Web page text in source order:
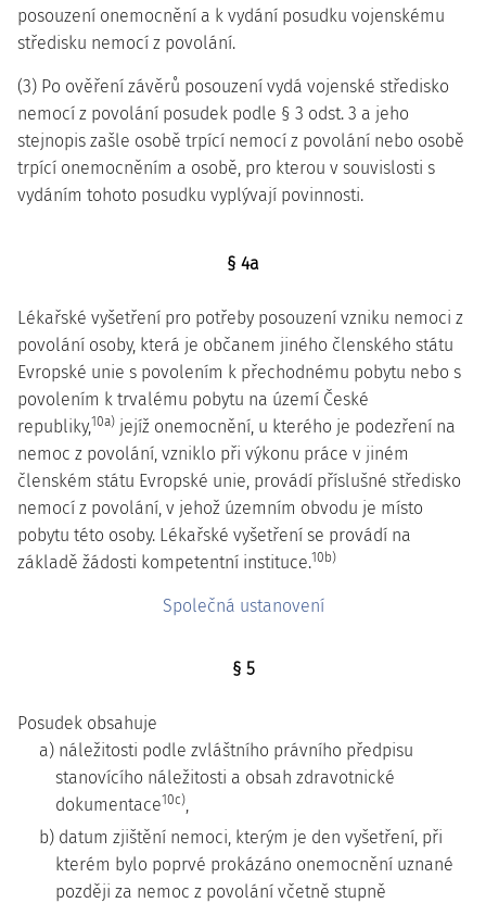
posouzení onemocnění a k vydání posudku vojenskému
středisku nemocí z povolání.
(3) Po ověření závěrů posouzení vydá vojenské středisko
nemocí z povolání posudek podle § 3 odst. 3 a jeho
stejnopis zašle osobě trpící nemocí z povolání nebo osobě
trpící onemocněním a osobě, pro kterou v souvislosti s
vydáním tohoto posudku vyplývají povinnosti.
§ 4a
Lékařské vyšetření pro potřeby posouzení vzniku nemoci z
povolání osoby, která je občanem jiného členského státu
Evropské unie s povolením k přechodnému pobytu nebo s
povolením k trvalému pobytu na území České
republiky,10a) jejíž onemocnění, u kterého je podezření na
nemoc z povolání, vzniklo při výkonu práce v jiném
členském státu Evropské unie, provádí příslušné středisko
nemocí z povolání, v jehož územním obvodu je místo
pobytu této osoby. Lékařské vyšetření se provádí na
základě žádosti kompetentní instituce.10b)
Společná ustanovení
§ 5
Posudek obsahuje
a) náležitosti podle zvláštního právního předpisu
stanovícího náležitosti a obsah zdravotnické
dokumentace10c),
b) datum zjištění nemoci, kterým je den vyšetření, při
kterém bylo poprvé prokázáno onemocnění uznané
později za nemoc z povolání včetně stupně